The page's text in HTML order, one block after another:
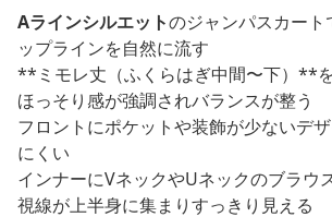
Aラインシルエットのジャンパスカート
ップラインを自然に流す
**ミモレ丈（ふくらはぎ中間〜下）**
ほっそり感が強調されバランスが整う
フロントにポケットや装飾が少ないデ
にくい
インナーにVネックやUネックのブラウ
視線が上半身に集まりすっきり見える